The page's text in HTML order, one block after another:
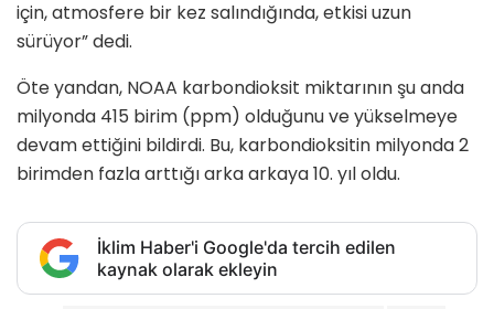
için, atmosfere bir kez salındığında, etkisi uzun
sürüyor” dedi.
Öte yandan, NOAA karbondioksit miktarının şu anda
milyonda 415 birim (ppm) olduğunu ve yükselmeye
devam ettiğini bildirdi. Bu, karbondioksitin milyonda 2
birimden fazla arttığı arka arkaya 10. yıl oldu.
İklim Haber'i Google'da tercih edilen
kaynak olarak ekleyin